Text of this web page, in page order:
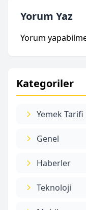
Kategoriler
Yemek Tarifi
Genel
Haberler
Teknoloji
Yorum Yaz
Yorum